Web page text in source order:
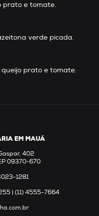
prato e tomate.
verde picada.
queijo prato e tomate.
EM MAUÁ
402
09370-670
1281
| (11) 4555-7664